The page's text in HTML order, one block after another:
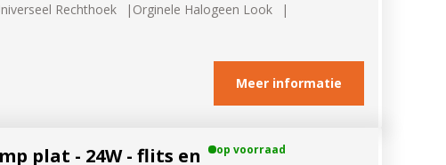
Rechthoek
Orginele Halogeen Look
Meer informatie
plat - 24W - flits en
op voorraad